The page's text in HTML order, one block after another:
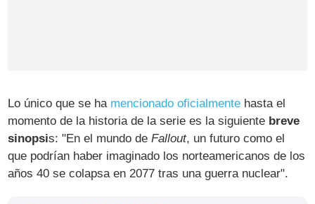
Lo único que se ha mencionado oficialmente hasta el
momento de la historia de la serie es la siguiente breve
sinopsis: "En el mundo deFallout, un futuro como el
que podrían haber imaginado los norteamericanos de los
años 40 se colapsa en 2077 tras una guerra nuclear".